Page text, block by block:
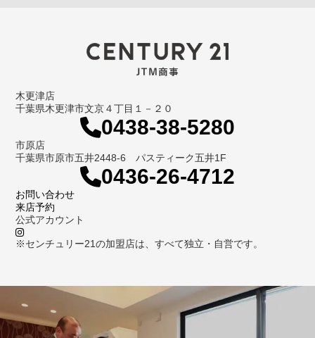
木更津店
千葉県木更津市文京４丁目１－２０
0438-38-5280
市原店
千葉県市原市五井2448-6 パスティーク五井1F
0436-26-4712
お問い合わせ
来店予約
公式アカウント
※センチュリー21の加盟店は、すべて独立・自営です。